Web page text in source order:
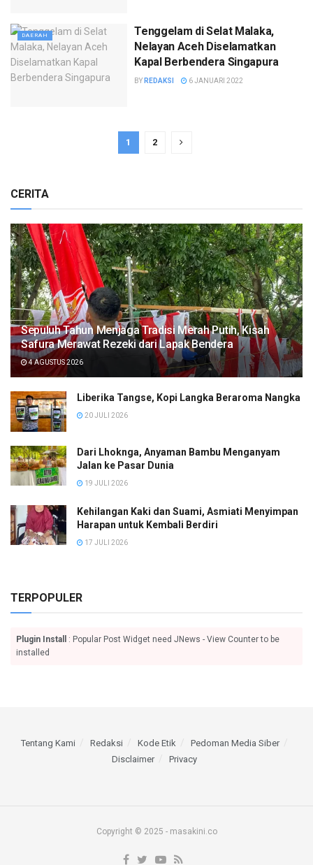
DAERAH
Tenggelam di Selat Malaka,
Nelayan Aceh Diselamatkan
Kapal Berbendera Singapura
BY REDAKSI 6 JANUARI 2022
1 2
CERITA
Sepuluh Tahun Menjaga Tradisi Merah Putih, Kisah
Safura Merawat Rezeki dari Lapak Bendera
4 AGUSTUS 2026
Liberika Tangse, Kopi Langka Beraroma Nangka
20 JULI 2026
Dari Lhoknga, Anyaman Bambu Menganyam
Jalan ke Pasar Dunia
19 JULI 2026
Kehilangan Kaki dan Suami, Asmiati Menyimpan
Harapan untuk Kembali Berdiri
17 JULI 2026
TERPOPULER
Plugin Install
: Popular Post Widget need JNews - View Counter to be
installed
Tentang Kami Redaksi Kode Etik
Pedoman Media Siber
Disclaimer
Privacy
Copyright © 2025 - masakini.co